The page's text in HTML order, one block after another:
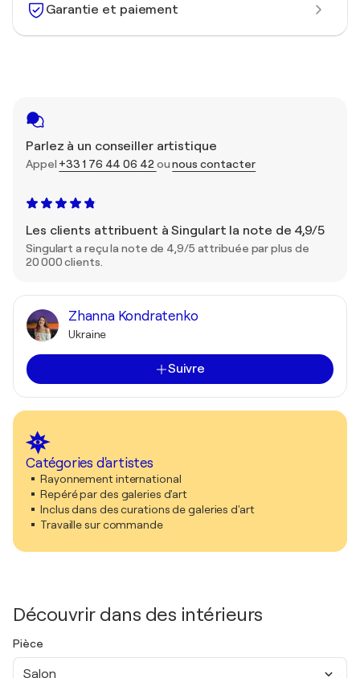
Garantie et paiement
Parlez à un conseiller artistique
Appel +33 1 76 44 06 42 ounous contacter
Les clients attribuent à Singulart la note de 4,9/5
Singulart a reçu la note de 4,9/5 attribuée par plus de
20 000 clients.
Zhanna Kondratenko
Ukraine
Suivre
Catégories d'artistes
Rayonnement international
Repéré par des galeries d'art
Inclus dans des curations de galeries d'art
Travaille sur commande
Découvrir dans des intérieurs
Pièce
Salon